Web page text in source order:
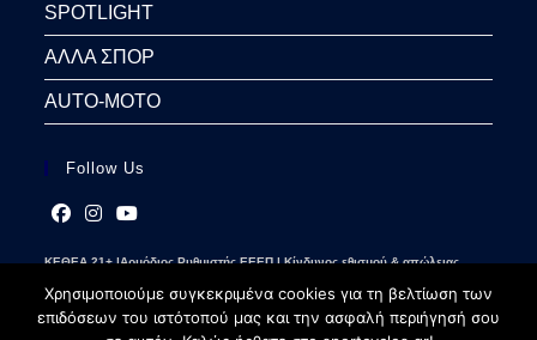
SPOTLIGHT
ΑΛΛΑ ΣΠΟΡ
AUTO-MOTO
Follow Us
in
a
new
in
a
new
in
a
new
ΚΕΘΕΑ 21+ |Αρμόδιος Ρυθμιστής ΕΕΕΠ | Κίνδυνος εθισμού & απώλειας
Χρησιμοποιούμε συγκεκριμένα cookies για τη βελτίωση των
επιδόσεων του ιστότοπού μας και την ασφαλή περιήγησή σου